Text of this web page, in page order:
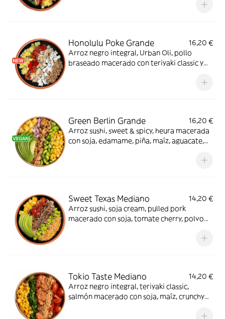
aguacate, sésamo mix, albahaca y tajín. De
Honolulu Poke Grande
16,20 €
Arroz negro integral, Urban Oli, pollo
braseado macerado con teriyaki classic y
Green Berlin Grande
16,20 €
Arroz sushi, sweet & spicy, heura macerada
con soja, edamame, piña, maíz, aguacate,
Sweet Texas Mediano
14,20 €
Arroz sushi, soja cream, pulled pork
macerado con soja, tomate cherry, polvo
Tokio Taste Mediano
14,20 €
Arroz negro integral, teriyaki classic,
salmón macerado con soja, maíz, crunchy